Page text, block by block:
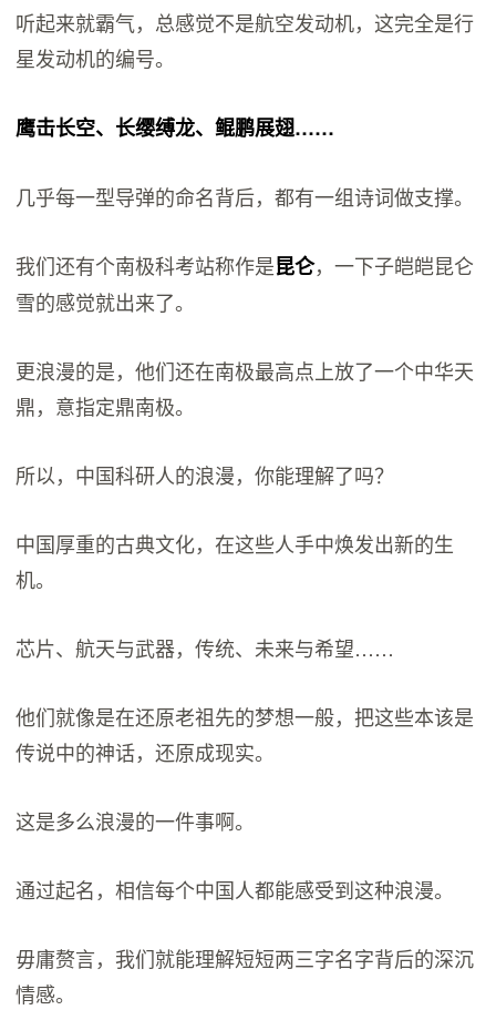
听起来就霸气，总感觉不是航空发动机，这完全是行
星发动机的编号。
鹰击长空、长缨缚龙、鲲鹏展翅……
几乎每一型导弹的命名背后，都有一组诗词做支撑。
我们还有个南极科考站称作是昆仑，一下子皑皑昆仑
雪的感觉就出来了。
更浪漫的是，他们还在南极最高点上放了一个中华天
鼎，意指定鼎南极。
所以，中国科研人的浪漫，你能理解了吗？
中国厚重的古典文化，在这些人手中焕发出新的生
机。
芯片、航天与武器，传统、未来与希望……
他们就像是在还原老祖先的梦想一般，把这些本该是
传说中的神话，还原成现实。
这是多么浪漫的一件事啊。
通过起名，相信每个中国人都能感受到这种浪漫。
毋庸赘言，我们就能理解短短两三字名字背后的深沉
情感。